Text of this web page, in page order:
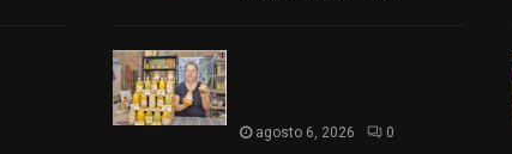
agosto 6, 2026 0